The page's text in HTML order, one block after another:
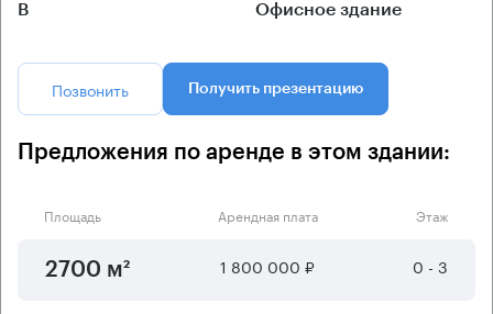
B Офисное здание
Позвонить Получить презентацию
Предложения по аренде в этом здании:
Площадь Арендная плата Этаж
2700 м² 1 800 000 ₽ 0 - 3